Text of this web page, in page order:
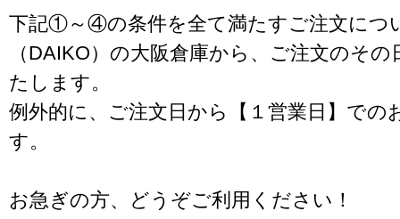
下記①～④の条件を全て満たすご注文につ
（DAIKO）の大阪倉庫から、ご注文のそ
たします。
例外的に、ご注文日から【１営業日】での
す。
お急ぎの方、どうぞご利用ください！